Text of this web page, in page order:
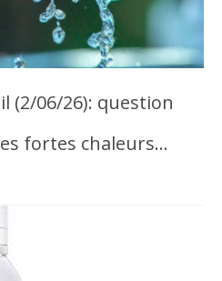
(2/06/26): question
fortes chaleurs…